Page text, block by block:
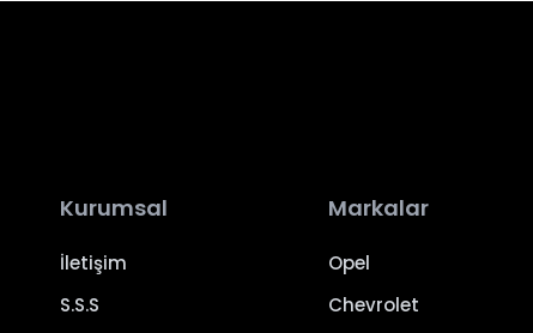
Kurumsal
İletişim
S.S.S
Markalar
Opel
Chevrolet